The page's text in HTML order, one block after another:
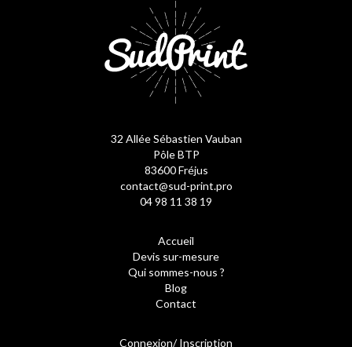
32 Allée Sébastien Vauban
Pôle BTP
83600 Fréjus
contact@sud-print.pro
04 98 11 38 19
Accueil
Devis sur-mesure
Qui sommes-nous ?
Blog
Contact
Connexion/ Inscription